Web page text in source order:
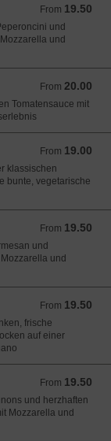
From 19.50
From 19.50 CHF
und
und
From 20.00
From 20.00 CHF
Tomatensauce mit
From 19.00
From 19.00 CHF
klassischen
bunte, vegetarische
From 19.50
From 19.50 CHF
und
und
From 19.50
From 19.50 CHF
frische
auf einer
From 19.50
From 19.50 CHF
und herzhaften
Mozzarella und